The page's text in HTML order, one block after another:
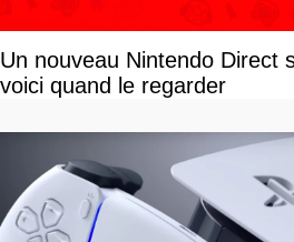
Un nouveau Nintendo Direct
voici quand le regarder